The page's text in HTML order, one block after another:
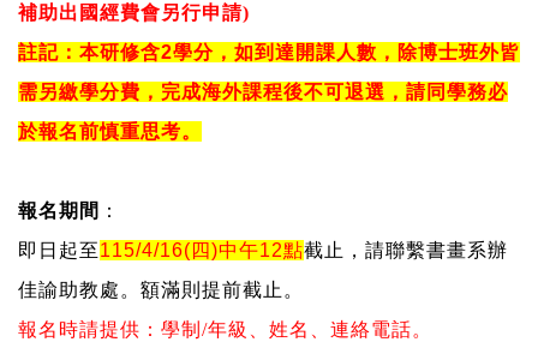
補助出國經費會另行申請)
註記：本研修含2學分，如到達開課人數，除博士班外皆
需另繳學分費，完成海外課程後不可退選，請同學務必
於報名前慎重思考。
報名期間 ：
即日起至115/4/16( 四)中午12點截止，請聯繫書畫系辦
佳諭助教處。額滿則提前截止。
報名時請提供：學制 /年級、姓名、連絡電話。